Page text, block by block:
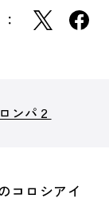
ンパ２
コロシアイ